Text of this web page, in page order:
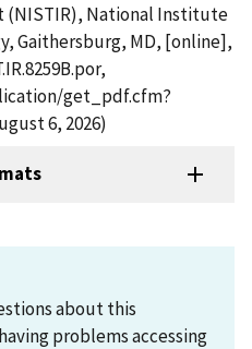
National Institute
Gaithersburg, MD, [online],
get_pdf.cfm?
6, 2026)
about this
problems accessing